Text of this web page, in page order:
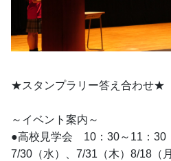
★スタンプラリー答え合わせ★
～イベント案内～
●高校見学会　10：30～11：30
7/30（水）、7/31（木）8/18（